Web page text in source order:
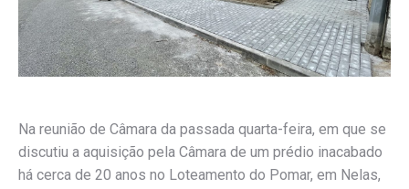
Na reunião de Câmara da passada quarta-feira, em que se
discutiu a aquisição pela Câmara de um prédio inacabado
há cerca de 20 anos no Loteamento do Pomar, em Nelas,